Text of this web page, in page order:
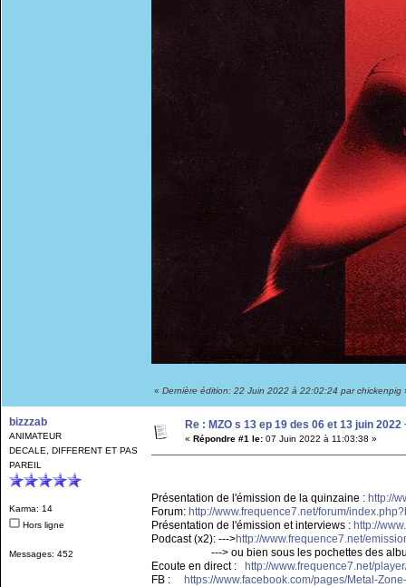
« Dernière édition: 22 Juin 2022 à 22:02:24 par chickenpig
bizzzab
ANIMATEUR
DECALE, DIFFERENT ET PAS
PAREIL
Karma: 14
Hors ligne
Messages: 452
Re : MZO s 13 ep 19 des 06 et 13 juin
« Répondre #1 le: 07 Juin 2022 à 11:03:38 »
Présentation de l'émission de la quinzaine : http://
Forum: http://www.frequence7.net/forum/
Présentation de l'émission et interviews : http://
Podcast (x2): --->http://www.frequence7.net/
---> ou bien sous les pochettes des
Ecoute en direct :
http://www.frequence7.net/
FB :
https://www.facebook.com/pages/Metal-